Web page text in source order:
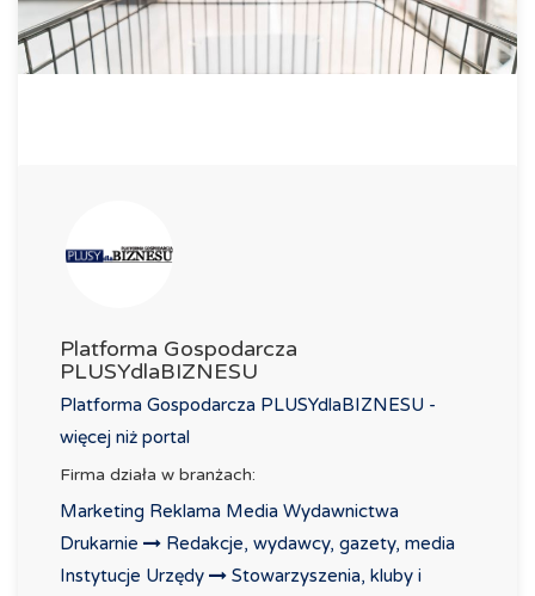
Platforma Gospodarcza
PLUSYdlaBIZNESU
Platforma Gospodarcza PLUSYdlaBIZNESU -
więcej niż portal
Firma działa w branżach:
Marketing Reklama Media Wydawnictwa
Drukarnie
Redakcje, wydawcy, gazety, media
Instytucje Urzędy
Stowarzyszenia, kluby i